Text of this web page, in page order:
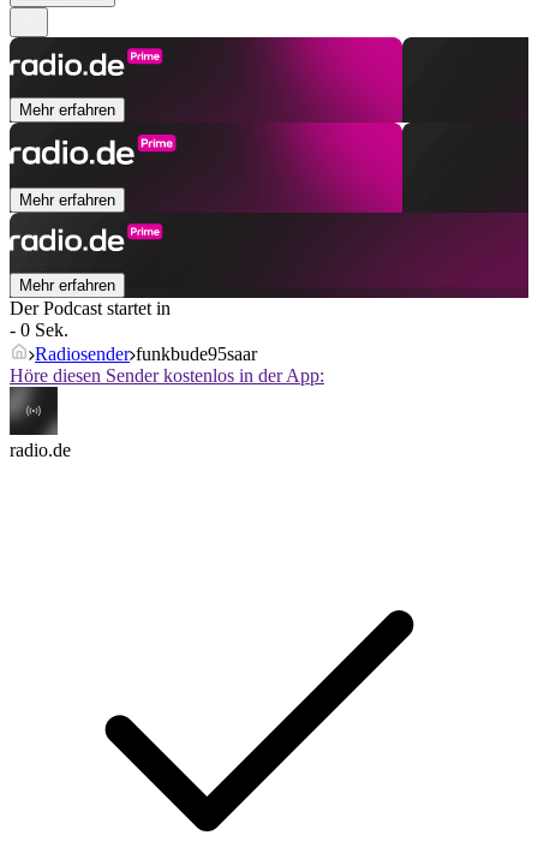
Mehr erfahren
Mehr erfahren
Mehr erfahren
Der Podcast startet in
- 0 Sek.
Radiosender funkbude95saar
Höre diesen Sender kostenlos in der App:
radio.de